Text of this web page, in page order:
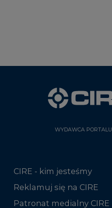
WYDAWCA PORTALU
CIRE - kim jesteśmy
Reklamuj się na CIRE
Patronat medialny CIRE